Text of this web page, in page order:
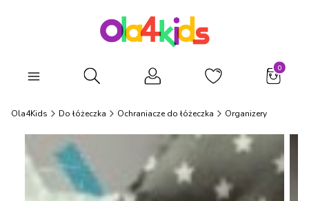
Otwórz wyszukiwarkę
Ola4Kids Do łóżeczka Ochraniacze do łóżeczka Organizery